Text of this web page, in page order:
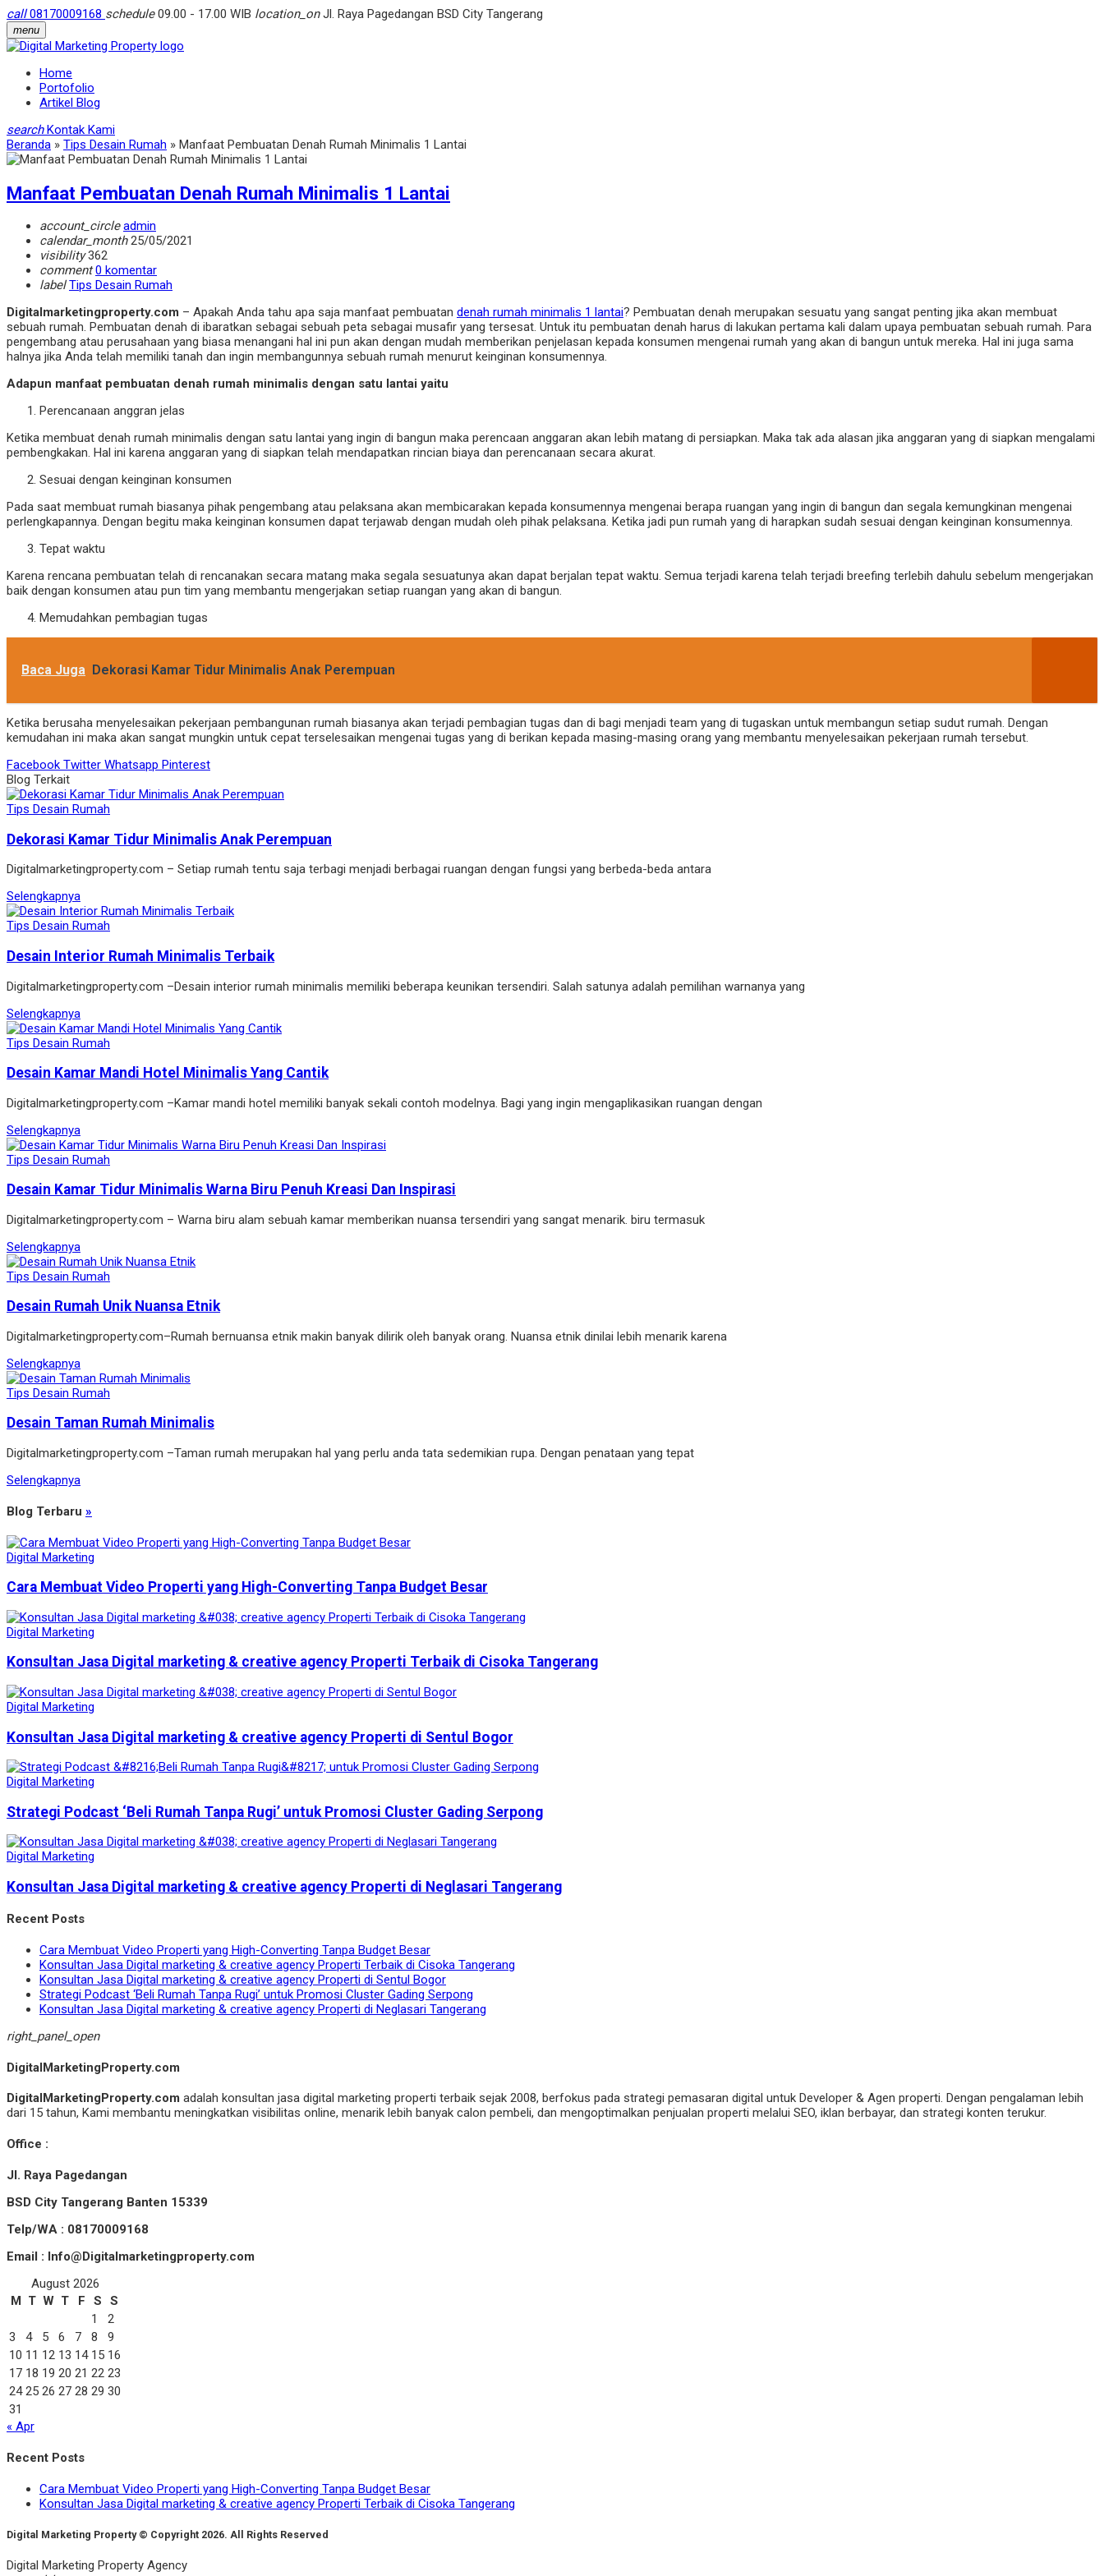
call08170009168 schedule09.00 - 17.00 WIB location_onJl. Raya Pagedangan BSD City Tangerang
menu
Home
Portofolio
Artikel Blog
search Kontak Kami
Beranda » Tips Desain Rumah » Manfaat Pembuatan Denah Rumah Minimalis 1 Lantai
Manfaat Pembuatan Denah Rumah Minimalis 1 Lantai
account_circle admin
calendar_month25/05/2021
visibility362
comment 0 komentar
label Tips Desain Rumah
Digitalmarketingproperty.com – Apakah Anda tahu apa saja manfaat pembuatan denah rumah minimalis 1 lantai? Pembuatan denah merupakan sesuatu yang sangat penting jika akan membuat
sebuah rumah. Pembuatan denah di ibaratkan sebagai sebuah peta sebagai musafir yang tersesat. Untuk itu pembuatan denah harus di lakukan pertama kali dalam upaya pembuatan sebuah rumah. Para
pengembang atau perusahaan yang biasa menangani hal ini pun akan dengan mudah memberikan penjelasan kepada konsumen mengenai rumah yang akan di bangun untuk mereka. Hal ini juga sama
halnya jika Anda telah memiliki tanah dan ingin membangunnya sebuah rumah menurut keinginan konsumennya.
Adapun manfaat pembuatan denah rumah minimalis dengan satu lantai yaitu
Perencanaan anggran jelas
Ketika membuat denah rumah minimalis dengan satu lantai yang ingin di bangun maka perencaan anggaran akan lebih matang di persiapkan. Maka tak ada alasan jika anggaran yang di siapkan mengalami
pembengkakan. Hal ini karena anggaran yang di siapkan telah mendapatkan rincian biaya dan perencanaan secara akurat.
Sesuai dengan keinginan konsumen
Pada saat membuat rumah biasanya pihak pengembang atau pelaksana akan membicarakan kepada konsumennya mengenai berapa ruangan yang ingin di bangun dan segala kemungkinan mengenai
perlengkapannya. Dengan begitu maka keinginan konsumen dapat terjawab dengan mudah oleh pihak pelaksana. Ketika jadi pun rumah yang di harapkan sudah sesuai dengan keinginan konsumennya.
Tepat waktu
Karena rencana pembuatan telah di rencanakan secara matang maka segala sesuatunya akan dapat berjalan tepat waktu. Semua terjadi karena telah terjadi breefing terlebih dahulu sebelum mengerjakan
baik dengan konsumen atau pun tim yang membantu mengerjakan setiap ruangan yang akan di bangun.
Memudahkan pembagian tugas
Baca Juga Dekorasi Kamar Tidur Minimalis Anak Perempuan
Ketika berusaha menyelesaikan pekerjaan pembangunan rumah biasanya akan terjadi pembagian tugas dan di bagi menjadi team yang di tugaskan untuk membangun setiap sudut rumah. Dengan
kemudahan ini maka akan sangat mungkin untuk cepat terselesaikan mengenai tugas yang di berikan kepada masing-masing orang yang membantu menyelesaikan pekerjaan rumah tersebut.
Facebook Twitter Whatsapp Pinterest
Blog Terkait
Tips Desain Rumah
Dekorasi Kamar Tidur Minimalis Anak Perempuan
Digitalmarketingproperty.com – Setiap rumah tentu saja terbagi menjadi berbagai ruangan dengan fungsi yang berbeda-beda antara
Selengkapnya
Tips Desain Rumah
Desain Interior Rumah Minimalis Terbaik
Digitalmarketingproperty.com –Desain interior rumah minimalis memiliki beberapa keunikan tersendiri. Salah satunya adalah pemilihan warnanya yang
Selengkapnya
Tips Desain Rumah
Desain Kamar Mandi Hotel Minimalis Yang Cantik
Digitalmarketingproperty.com –Kamar mandi hotel memiliki banyak sekali contoh modelnya. Bagi yang ingin mengaplikasikan ruangan dengan
Selengkapnya
Tips Desain Rumah
Desain Kamar Tidur Minimalis Warna Biru Penuh Kreasi Dan Inspirasi
Digitalmarketingproperty.com – Warna biru alam sebuah kamar memberikan nuansa tersendiri yang sangat menarik. biru termasuk
Selengkapnya
Tips Desain Rumah
Desain Rumah Unik Nuansa Etnik
Digitalmarketingproperty.com–Rumah bernuansa etnik makin banyak dilirik oleh banyak orang. Nuansa etnik dinilai lebih menarik karena
Selengkapnya
Tips Desain Rumah
Desain Taman Rumah Minimalis
Digitalmarketingproperty.com –Taman rumah merupakan hal yang perlu anda tata sedemikian rupa. Dengan penataan yang tepat
Selengkapnya
Blog Terbaru »
Digital Marketing
Cara Membuat Video Properti yang High-Converting Tanpa Budget Besar
Digital Marketing
Konsultan Jasa Digital marketing & creative agency Properti Terbaik di Cisoka Tangerang
Digital Marketing
Konsultan Jasa Digital marketing & creative agency Properti di Sentul Bogor
Digital Marketing
Strategi Podcast ‘Beli Rumah Tanpa Rugi’ untuk Promosi Cluster Gading Serpong
Digital Marketing
Konsultan Jasa Digital marketing & creative agency Properti di Neglasari Tangerang
Recent Posts
Cara Membuat Video Properti yang High-Converting Tanpa Budget Besar
Konsultan Jasa Digital marketing & creative agency Properti Terbaik di Cisoka Tangerang
Konsultan Jasa Digital marketing & creative agency Properti di Sentul Bogor
Strategi Podcast ‘Beli Rumah Tanpa Rugi’ untuk Promosi Cluster Gading Serpong
Konsultan Jasa Digital marketing & creative agency Properti di Neglasari Tangerang
right_panel_open
DigitalMarketingProperty.com
DigitalMarketingProperty.com adalah konsultan jasa digital marketing properti terbaik sejak 2008, berfokus pada strategi pemasaran digital untuk Developer & Agen properti. Dengan pengalaman lebih
dari 15 tahun, Kami membantu meningkatkan visibilitas online, menarik lebih banyak calon pembeli, dan mengoptimalkan penjualan properti melalui SEO, iklan berbayar, dan strategi konten terukur.
Office :
Jl. Raya Pagedangan
BSD City Tangerang Banten 15339
Telp/WA : 08170009168
Email : Info@Digitalmarketingproperty.com
August 2026
M
T W T F S
S
1
2
3
4 5 6 7 8
9
10 11 12 13 14 15 16
17 18 19 20 21 22 23
24 25 26 27 28 29 30
31
« Apr
Recent Posts
Cara Membuat Video Properti yang High-Converting Tanpa Budget Besar
Konsultan Jasa Digital marketing & creative agency Properti Terbaik di Cisoka Tangerang
Digital Marketing Property © Copyright 2026. All Rights Reserved
Digital Marketing Property Agency